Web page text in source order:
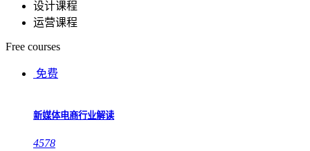
设计课程
运营课程
Free courses
免费
新媒体电商行业解读
4578